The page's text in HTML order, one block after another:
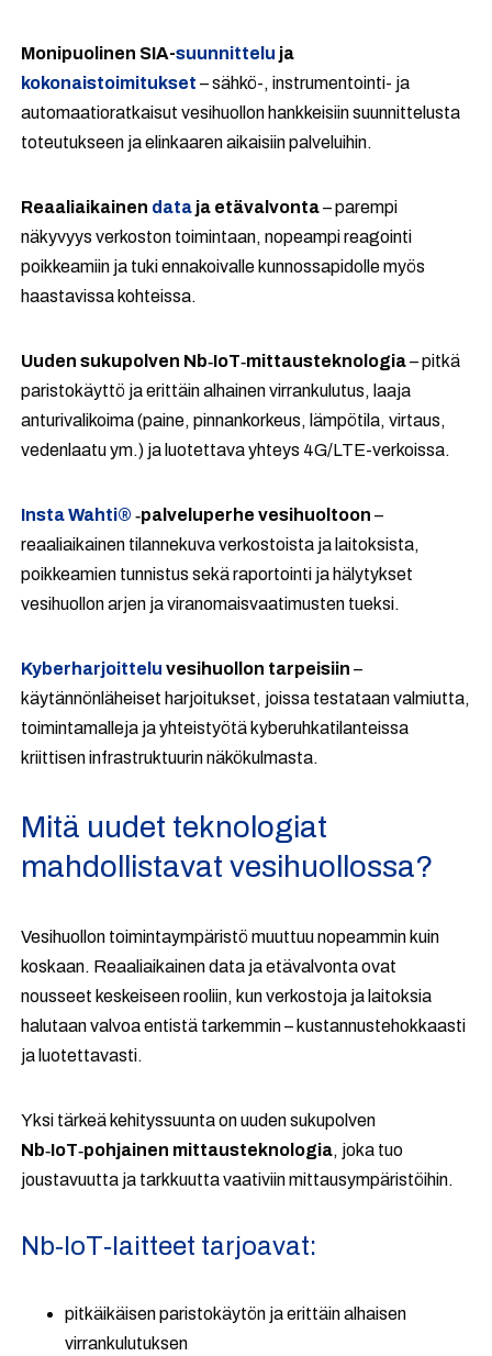
Monipuolinen SIA-suunnittelu ja
kokonaistoimitukset – sähkö-, instrumentointi- ja
automaatioratkaisut vesihuollon hankkeisiin suunnittelusta
toteutukseen ja elinkaaren aikaisiin palveluihin.
Reaaliaikainen data ja etävalvonta– parempi
näkyvyys verkoston toimintaan, nopeampi reagointi
poikkeamiin ja tuki ennakoivalle kunnossapidolle myös
haastavissa kohteissa.
Uuden sukupolven Nb‑IoT‑mittausteknologia– pitkä
paristokäyttö ja erittäin alhainen virrankulutus, laaja
anturivalikoima (paine, pinnankorkeus, lämpötila, virtaus,
vedenlaatu ym.) ja luotettava yhteys 4G/LTE-verkoissa.
Insta Wahti® ‑palveluperhe vesihuoltoon –
reaaliaikainen tilannekuva verkostoista ja laitoksista,
poikkeamien tunnistus sekä raportointi ja hälytykset
vesihuollon arjen ja viranomaisvaatimusten tueksi.
Kyberharjoittelu vesihuollon tarpeisiin –
käytännönläheiset harjoitukset, joissa testataan valmiutta,
toimintamalleja ja yhteistyötä kyberuhkatilanteissa
kriittisen infrastruktuurin näkökulmasta.
Mitä uudet teknologiat
mahdollistavat vesihuollossa?
Vesihuollon toimintaympäristö muuttuu nopeammin kuin
koskaan. Reaaliaikainen data ja etävalvonta ovat
nousseet keskeiseen rooliin, kun verkostoja ja laitoksia
halutaan valvoa entistä tarkemmin – kustannustehokkaasti
ja luotettavasti.
Yksi tärkeä kehityssuunta on uuden sukupolven
Nb‑IoT‑pohjainen mittausteknologia, joka tuo
joustavuutta ja tarkkuutta vaativiin mittausympäristöihin.
Nb‑IoT‑laitteet tarjoavat:
pitkäikäisen paristokäytön ja erittäin alhaisen
virrankulutuksen